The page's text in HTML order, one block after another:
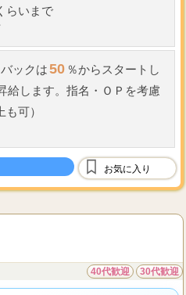
らいまで
ックは50 ％からスタートし
給します。指名 ・ ＯＰを考慮
も可）
円～9,000円以上
円以上 お気に入り
40代歓迎 30代歓迎